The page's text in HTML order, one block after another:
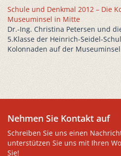
Schule und Denkmal 2012 – Die
Museuminsel in Mitte
Dr.-Ing. Christina Petersen und
5.Klasse der Heinrich-Seidel-
Kolonnaden auf der
Nehmen Sie Kontakt auf
Schreiben Sie uns einen
unterstützen Sie uns mit Ihren
Sie!